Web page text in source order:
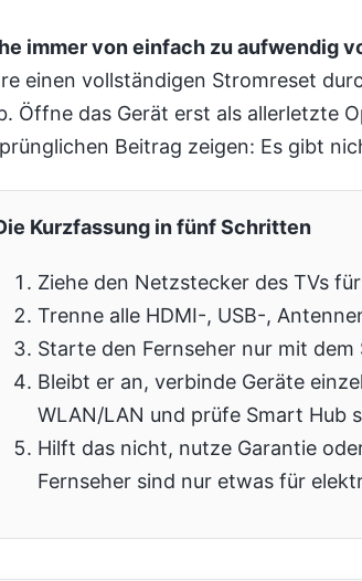
immer von einfach zu aufwendig
einen vollständigen Stromreset
Öffne das Gerät erst als allerletzte
Beitrag zeigen: Es gibt
Kurzfassung in fünf Schritten
Ziehe den Netzstecker des TVs
Trenne alle HDMI-, USB-,
Starte den Fernseher nur mit dem
Bleibt er an, verbinde Geräte
WLAN/LAN und prüfe Smart Hub
Hilft das nicht, nutze Garantie
Fernseher sind nur etwas für